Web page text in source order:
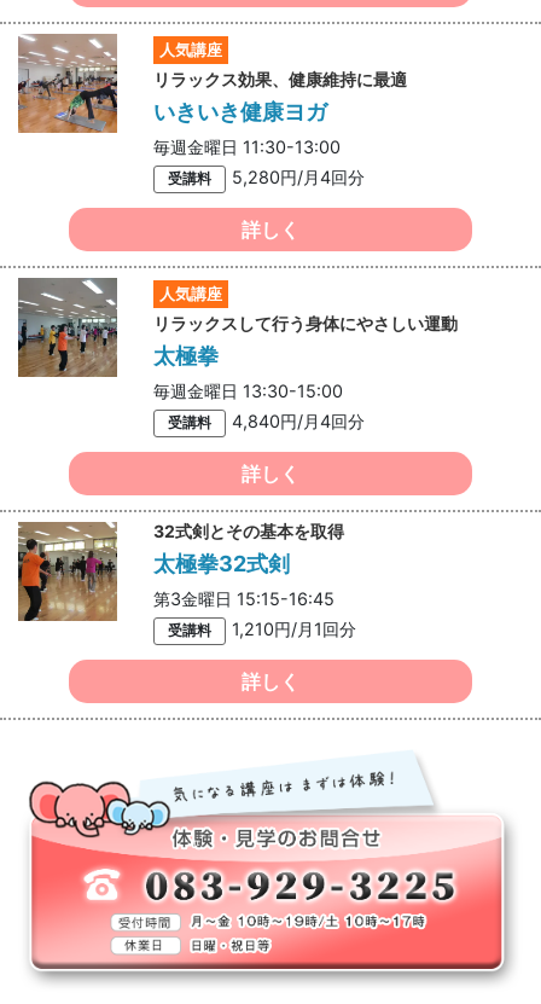
人気講座
リラックス効果、健康維持に最適
いきいき健康ヨガ
毎週金曜日 11:30-13:00
受講料 5,280円/月4回分
詳しく
人気講座
リラックスして行う身体にやさしい運動
太極拳
毎週金曜日 13:30-15:00
受講料 4,840円/月4回分
詳しく
32式剣とその基本を取得
太極拳32式剣
第3金曜日 15:15-16:45
受講料 1,210円/月1回分
詳しく